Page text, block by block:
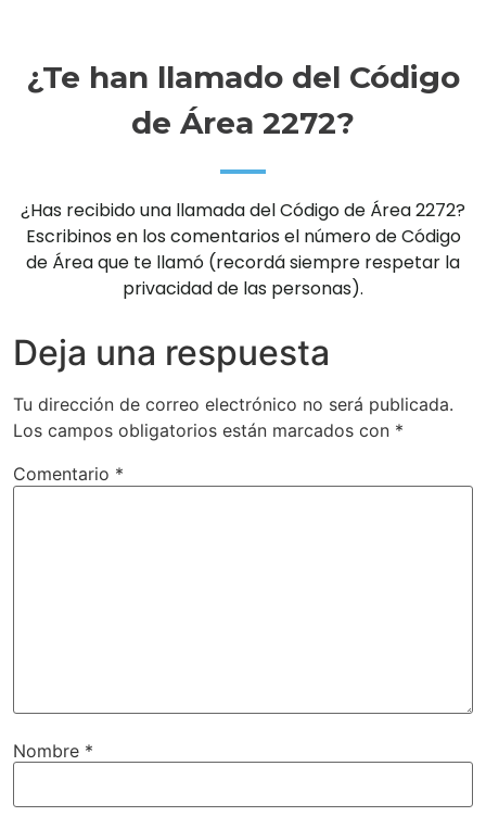
¿Te han llamado del Código
de Área 2272?
¿Has recibido una llamada del Código de Área 2272?
Escribinos en los comentarios el número de Código
de Área que te llamó (recordá siempre respetar la
privacidad de las personas).
Deja una respuesta
Tu dirección de correo electrónico no será publicada.
Los campos obligatorios están marcados con *
Comentario *
Nombre *